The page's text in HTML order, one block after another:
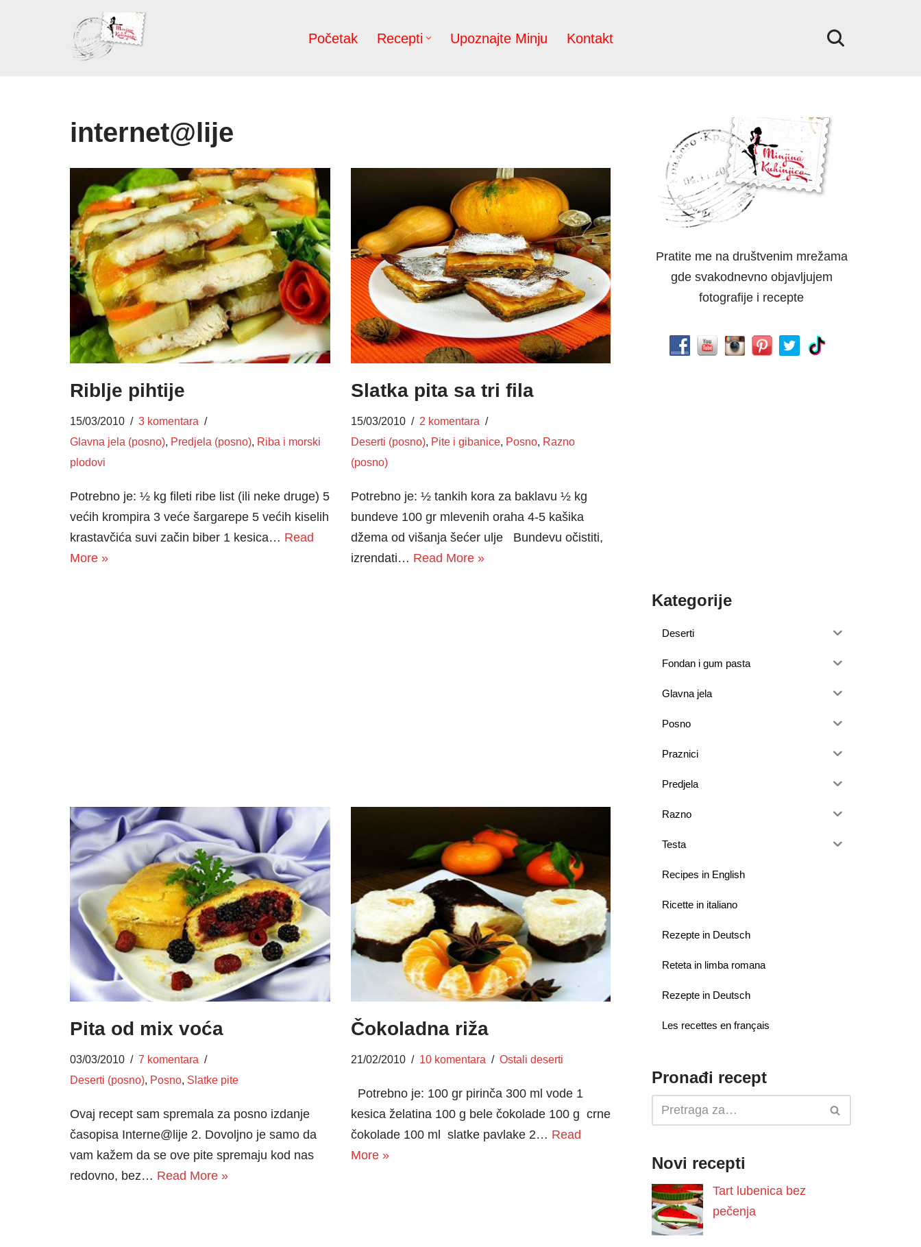
Početak Recepti Upoznajte Minju Kontakt
internet@lije
Riblje pihtije
15/03/2010
3 komentara
Glavna jela (posno), Predjela (posno), Riba i morski
plodovi
Potrebno je: ½ kg fileti ribe list (ili neke druge) 5
većih krompira 3 veće šargarepe 5 većih kiselih
krastavčića suvi začin biber 1 kesica… Read
More »
Slatka pita sa tri fila
15/03/2010
2 komentara
Deserti (posno), Pite i gibanice, Posno, Razno
(posno)
Potrebno je: ½ tankih kora za baklavu ½ kg
bundeve 100 gr mlevenih oraha 4-5 kašika
džema od višanja šećer ulje Bundevu očistiti,
izrendati… Read More »
Pita od mix voća
03/03/2010
7 komentara
Deserti (posno), Posno, Slatke pite
Ovaj recept sam spremala za posno izdanje
časopisa Interne@lije 2. Dovoljno je samo da
vam kažem da se ove pite spremaju kod nas
redovno, bez… Read More »
Čokoladna riža
21/02/2010 10 komentara Ostali deserti
Potrebno je: 100 gr pirinča 300 ml vode 1
kesica želatina 100 g bele čokolade 100 g crne
čokolade 100 ml slatke pavlake 2… Read
More »
Pratite me na društvenim mrežama
gde svakodnevno objavljujem
fotografije i recepte
Kategorije
Deserti
Fondan i gum pasta
Glavna jela
Posno
Praznici
Predjela
Razno
Testa
Recipes in English
Ricette in italiano
Rezepte in Deutsch
Reteta in limba romana
Rezepte in Deutsch
Les recettes en français
Pronađi recept
Novi recepti
Tart lubenica bez
pečenja